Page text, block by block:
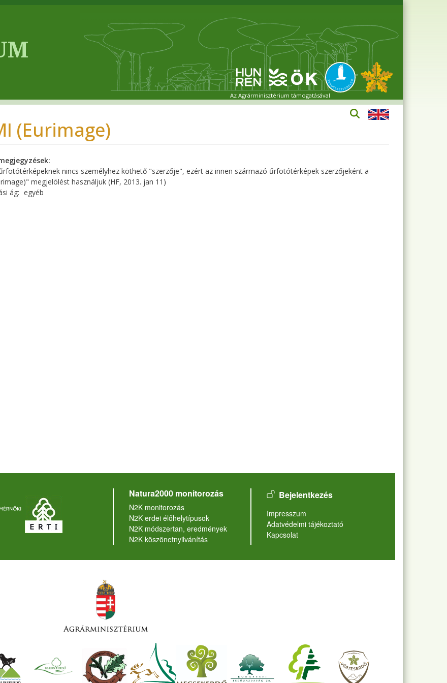
Az Agrárminisztérium támogatásával
(Eurimage)
nincs személyhez köthető "szerzője", ezért az innen származó űrfotótérképek szerzőjeként a
megjelölést használjuk (HF, 2013. jan 11)
ág
egyéb
Natura2000 monitorozás
N2K monitorozás
N2K erdei élőhelytípusok
N2K módszertan, eredmények
N2K köszönetnyilvánítás
User account menu
Bejelentkezés
Lábléc
Impresszum
Adatvédelmi tájékoztató
Kapcsolat